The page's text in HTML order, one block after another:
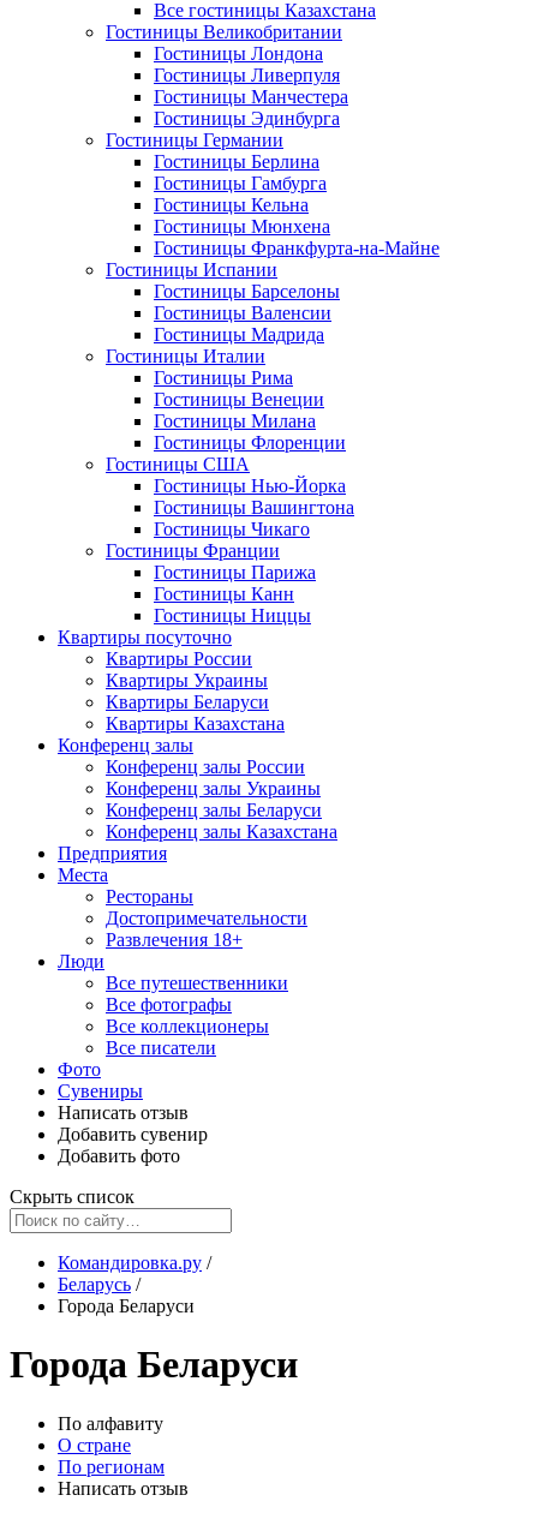
Все гостиницы Казахстана
Гостиницы Великобритании
Гостиницы Лондона
Гостиницы Ливерпуля
Гостиницы Манчестера
Гостиницы Эдинбурга
Гостиницы Германии
Гостиницы Берлина
Гостиницы Гамбурга
Гостиницы Кельна
Гостиницы Мюнхена
Гостиницы Франкфурта-на-Майне
Гостиницы Испании
Гостиницы Барселоны
Гостиницы Валенсии
Гостиницы Мадрида
Гостиницы Италии
Гостиницы Рима
Гостиницы Венеции
Гостиницы Милана
Гостиницы Флоренции
Гостиницы США
Гостиницы Нью-Йорка
Гостиницы Вашингтона
Гостиницы Чикаго
Гостиницы Франции
Гостиницы Парижа
Гостиницы Канн
Гостиницы Ниццы
Квартиры посуточно
Квартиры России
Квартиры Украины
Квартиры Беларуси
Квартиры Казахстана
Конференц залы
Конференц залы России
Конференц залы Украины
Конференц залы Беларуси
Конференц залы Казахстана
Предприятия
Места
Рестораны
Достопримечательности
Развлечения 18+
Люди
Все путешественники
Все фотографы
Все коллекционеры
Все писатели
Фото
Сувениры
Написать отзыв
Добавить сувенир
Добавить фото
Скрыть список
Командировка.ру /
Беларусь /
Города Беларуси
Города Беларуси
По алфавиту
О стране
По регионам
Написать отзыв